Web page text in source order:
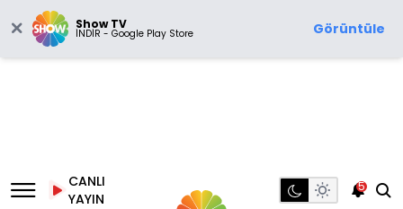
Show TV
İNDİR - Google Play Store Görüntüle
CANLI
YAYIN
5